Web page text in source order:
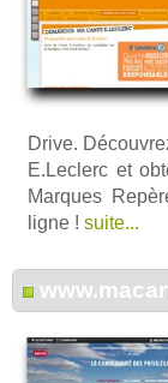
Drive.
E.Leclerc et
Marques
ligne ! suite...